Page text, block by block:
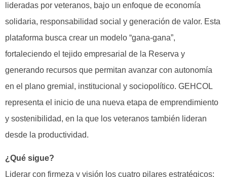
lideradas por veteranos, bajo un enfoque de economía
solidaria, responsabilidad social y generación de valor. Esta
plataforma busca crear un modelo “gana-gana”,
fortaleciendo el tejido empresarial de la Reserva y
generando recursos que permitan avanzar con autonomía
en el plano gremial, institucional y sociopolítico. GEHCOL
representa el inicio de una nueva etapa de emprendimiento
y sostenibilidad, en la que los veteranos también lideran
desde la productividad.
¿Qué sigue?
Liderar con firmeza y visión los cuatro pilares estratégicos;